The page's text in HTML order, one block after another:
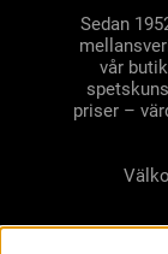
Sedan
vår
priser –